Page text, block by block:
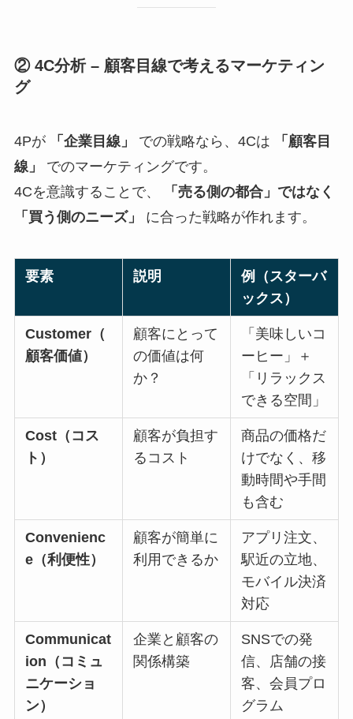
② 4C分析 – 顧客目線で考えるマーケティン
グ
4Pが 「企業目線」 での戦略なら、4Cは
「顧客目
線」
でのマーケティングです。
4Cを意識することで、
「売る側の都合」ではなく
「買う側のニーズ」
に合った戦略が作れます。
要素 説明
例（スターバ
ックス）
Customer（
顧客価値）
顧客にとって
の価値は何
か？
「美味しいコ
ーヒー」＋
「リラックス
できる空間」
Cost（コス
ト）
顧客が負担す
るコスト
商品の価格だ
けでなく、移
動時間や手間
も含む
Convenienc
e（利便性）
顧客が簡単に
利用できるか
アプリ注文、
駅近の立地、
モバイル決済
対応
Communicat
ion（コミュ
ニケーショ
ン）
企業と顧客の
関係構築
SNSでの発
信、店舗の接
客、会員プロ
グラム